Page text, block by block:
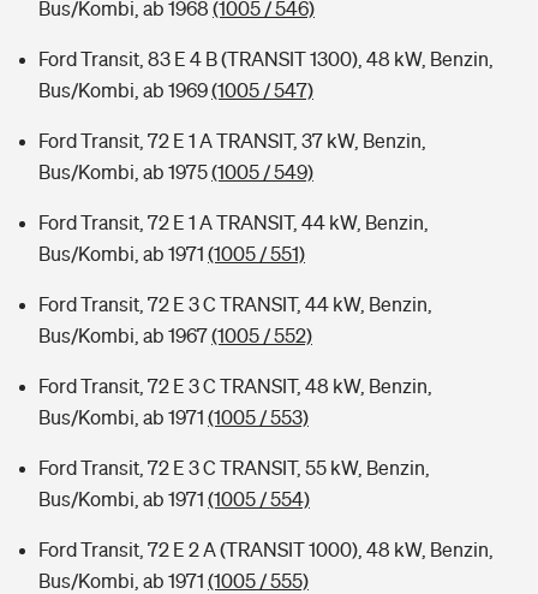
Bus/Kombi, ab 1968 (1005 / 546)
Ford Transit, 83 E 4 B (TRANSIT 1300), 48 kW, Benzin,
Bus/Kombi, ab 1969(1005 / 547)
Ford Transit, 72 E 1 A TRANSIT, 37 kW, Benzin,
Bus/Kombi, ab 1975(1005 / 549)
Ford Transit, 72 E 1 A TRANSIT, 44 kW, Benzin,
Bus/Kombi, ab 1971 (1005 / 551)
Ford Transit, 72 E 3 C TRANSIT, 44 kW, Benzin,
Bus/Kombi, ab 1967(1005 / 552)
Ford Transit, 72 E 3 C TRANSIT, 48 kW, Benzin,
Bus/Kombi, ab 1971 (1005 / 553)
Ford Transit, 72 E 3 C TRANSIT, 55 kW, Benzin,
Bus/Kombi, ab 1971 (1005 / 554)
Ford Transit, 72 E 2 A (TRANSIT 1000), 48 kW, Benzin,
Bus/Kombi, ab 1971 (1005 / 555)